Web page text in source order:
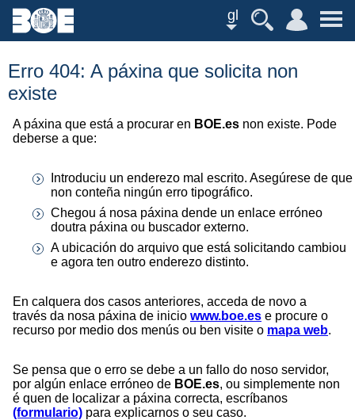
gl
Erro 404: A páxina que solicita non
existe
A páxina que está a procurar en BOE.es non existe. Pode
deberse a que:
Introduciu un enderezo mal escrito. Asegúrese de que
non conteña ningún erro tipográfico.
Chegou á nosa páxina dende un enlace erróneo
doutra páxina ou buscador externo.
A ubicación do arquivo que está solicitando cambiou
e agora ten outro enderezo distinto.
En calquera dos casos anteriores, acceda de novo a
través da nosa páxina de inicio www.boe.es e procure o
recurso por medio dos menús ou ben visite o mapa web.
Se pensa que o erro se debe a un fallo do noso servidor,
por algún enlace erróneo de BOE.es, ou simplemente non
é quen de localizar a páxina correcta, escríbanos
(formulario) para explicarnos o seu caso.